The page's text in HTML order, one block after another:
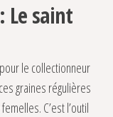
Le saint
le collectionneur
graines régulières
C’est l’outil